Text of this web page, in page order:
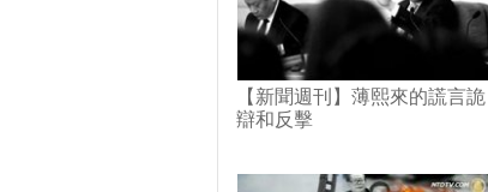
【新聞週刊】薄熙來的謊言詭
辯和反擊